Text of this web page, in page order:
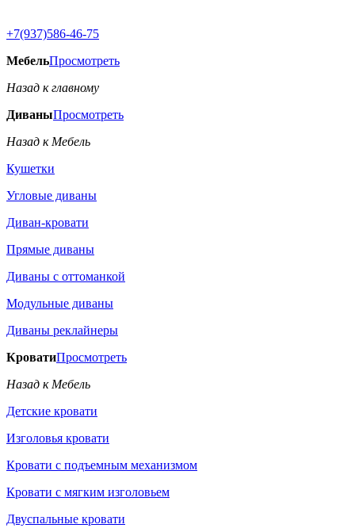
+7(937)586-46-75
МебельПросмотреть
Назад к главному
ДиваныПросмотреть
Назад к Мебель
Кушетки
Угловые диваны
Диван-кровати
Прямые диваны
Диваны с оттоманкой
Модульные диваны
Диваны реклайнеры
КроватиПросмотреть
Назад к Мебель
Детские кровати
Изголовья кровати
Кровати с подъемным механизмом
Кровати с мягким изголовьем
Двуспальные кровати